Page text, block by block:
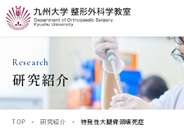
Research
研究紹介
TOP - 研究紹介 - 特発性大腿骨頭壊死症